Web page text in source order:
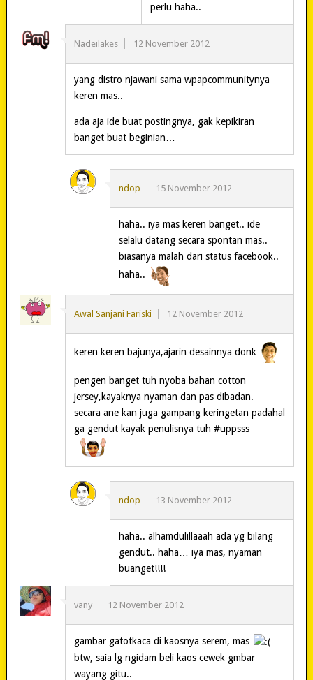
perlu haha..
Nadeilakes 12 November 2012
yang distro njawani sama wpapcommunitynya
keren mas..
ada aja ide buat postingnya, gak kepikiran
banget buat beginian…
ndop 15 November 2012
haha.. iya mas keren banget.. ide
selalu datang secara spontan mas..
biasanya malah dari status facebook..
haha..
Awal Sanjani Fariski 12 November 2012
keren keren bajunya,ajarin desainnya donk
pengen banget tuh nyoba bahan cotton
jersey,kayaknya nyaman dan pas dibadan.
secara ane kan juga gampang keringetan padahal
ga gendut kayak penulisnya tuh #uppsss
ndop 13 November 2012
haha.. alhamdulillaaah ada yg bilang
gendut.. haha… iya mas, nyaman
buanget!!!!
vany 12 November 2012
gambar gatotkaca di kaosnya serem, mas
btw, saia lg ngidam beli kaos cewek gmbar
wayang gitu..